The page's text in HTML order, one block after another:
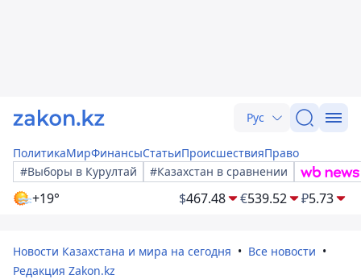
Рус
ПолитикаМирФинансыСтатьиПроисшествияПраво
#Выборы в Курултай
#Казахстан в сравнении
+19° $467.48 €539.52 ₽5.73
Новости Казахстана и мира на сегодня
Все новости
Редакция Zakon.kz